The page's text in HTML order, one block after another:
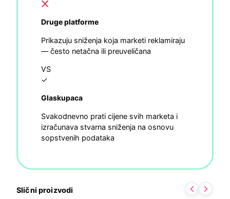
Druge platforme
Prikazuju sniženja koja marketi reklamiraju
— često netačna ili preuveličana
VS
✓
Glaskupaca
Svakodnevno prati cijene svih marketa i
izračunava stvarna sniženja na osnovu
sopstvenih podataka
Slični proizvodi